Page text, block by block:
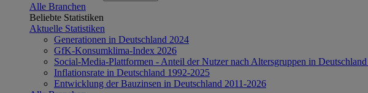
Alle Branchen
Beliebte Statistiken
Aktuelle Statistiken
Generationen in Deutschland 2024
GfK-Konsumklima-Index 2026
Social-Media-Plattformen - Anteil der Nutzer nach Altersgruppen in
Inflationsrate in Deutschland 1992-2025
Entwicklung der Bauzinsen in Deutschland 2011-2026